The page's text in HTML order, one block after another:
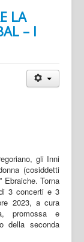
LA
– I
gli Inni
(cosiddetti
Ebraiche. Torna
3 concerti e 3
2023, a cura
promossa e
della seconda